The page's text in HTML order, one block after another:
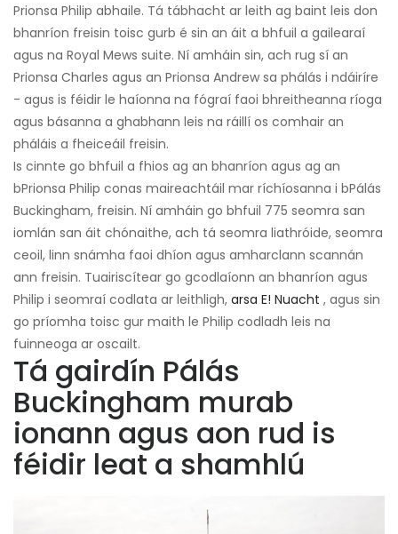
Prionsa Philip abhaile. Tá tábhacht ar leith ag baint leis don
bhanríon freisin toisc gurb é sin an áit a bhfuil a gailearaí
agus na Royal Mews suite. Ní amháin sin, ach rug sí an
Prionsa Charles agus an Prionsa Andrew sa phálás i ndáiríre
- agus is féidir le haíonna na fógraí faoi bhreitheanna ríoga
agus básanna a ghabhann leis na ráillí os comhair an
pháláis a fheiceáil freisin.
Is cinnte go bhfuil a fhios ag an bhanríon agus ag an
bPrionsa Philip conas maireachtáil mar ríchíosanna i bPálás
Buckingham, freisin. Ní amháin go bhfuil 775 seomra san
iomlán san áit chónaithe, ach tá seomra liathróide, seomra
ceoil, linn snámha faoi dhíon agus amharclann scannán
ann freisin. Tuairiscítear go gcodlaíonn an bhanríon agus
Philip i seomraí codlata ar leithligh, arsa E! Nuacht , agus sin
go príomha toisc gur maith le Philip codladh leis na
fuinneoga ar oscailt.
Tá gairdín Pálás
Buckingham murab
ionann agus aon rud is
féidir leat a shamhlú